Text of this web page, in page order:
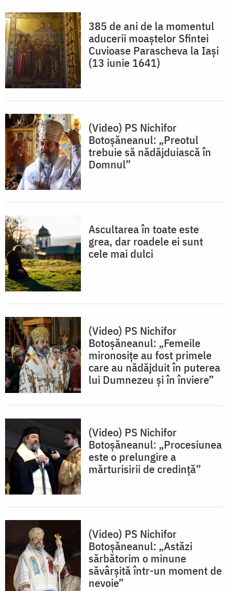
385 de ani de la momentul
aducerii moaștelor Sfintei
Cuvioase Parascheva la Iași
(13 iunie 1641)
(Video) PS Nichifor
Botoșăneanul: „Preotul
trebuie să nădăjduiască în
Domnul”
Ascultarea în toate este
grea, dar roadele ei sunt
cele mai dulci
(Video) PS Nichifor
Botoșăneanul: „Femeile
mironosițe au fost primele
care au nădăjduit în puterea
lui Dumnezeu și în înviere”
(Video) PS Nichifor
Botoșăneanul: „Procesiunea
este o prelungire a
mărturisirii de credință”
(Video) PS Nichifor
Botoșăneanul: „Astăzi
sărbătorim o minune
săvârșită într-un moment de
nevoie”